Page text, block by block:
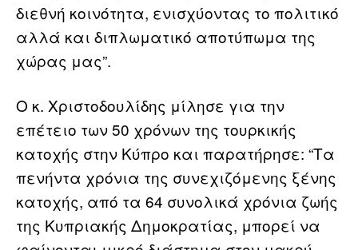
διεθνή κοινότητα, ενισχύοντας το πολιτικό
αλλά και διπλωματικό αποτύπωμα της
χώρας μας”.
Ο κ. Χριστοδουλίδης μίλησε για την
επέτειο των 50 χρόνων της τουρκικής
κατοχής στην Κύπρο και παρατήρησε: “Τα
πενήντα χρόνια της συνεχιζόμενης ξένης
κατοχής, από τα 64 συνολικά χρόνια ζωής
της Κυπριακής Δημοκρατίας, μπορεί να